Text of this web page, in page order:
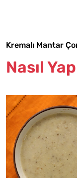
Kremalı Mantar
Nasıl